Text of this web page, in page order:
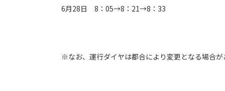
6月28日 8：05→8：21→8：33
※なお、運行ダイヤは都合により変更となる場合が